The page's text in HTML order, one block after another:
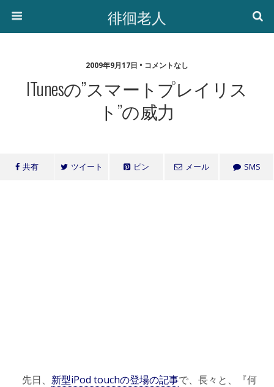
徘徊老人
2009年9月17日 • コメントなし
ITunesの”スマートプレイリス
ト”の威力
共有 ツイート ピン メール SMS
先日、 新型iPod touchの登場の記事で、長々と、『何